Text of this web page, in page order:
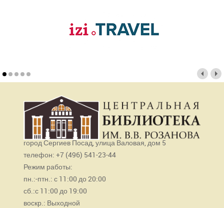
город Сергиев Посад, улица Валовая, дом 5
телефон: +7 (496) 541-23-44
Режим работы:
пн.:-птн.: с 11:00 до 20:00
сб.:с 11:00 до 19:00
воскр.: Выходной